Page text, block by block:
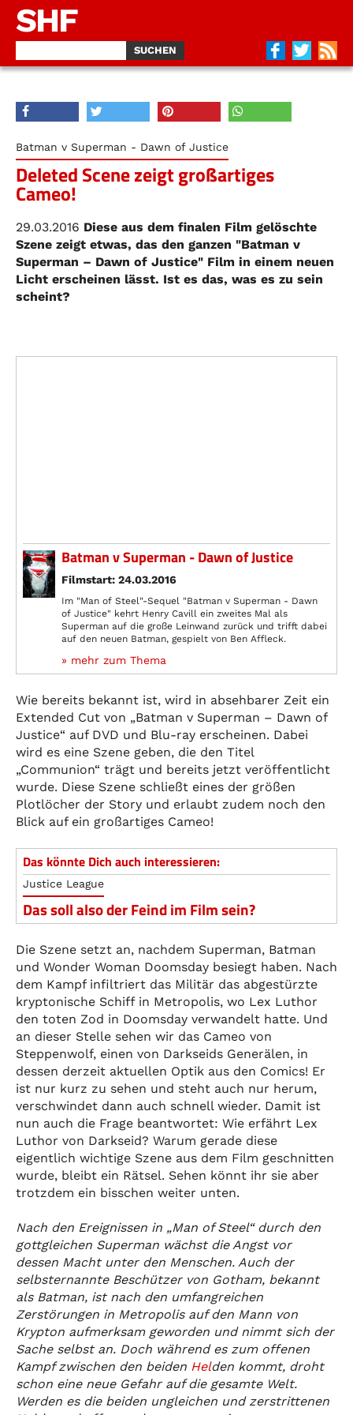
SHF
Batman v Superman - Dawn of Justice
Deleted Scene zeigt großartiges
Cameo!
29.03.2016 Diese aus dem finalen Film gelöschte
Szene zeigt etwas, das den ganzen "Batman v
Superman – Dawn of Justice" Film in einem neuen
Licht erscheinen lässt. Ist es das, was es zu sein
scheint?
Batman v Superman - Dawn of Justice
Filmstart: 24.03.2016
Im "Man of Steel"-Sequel "Batman v Superman - Dawn
of Justice" kehrt Henry Cavill ein zweites Mal als
Superman auf die große Leinwand zurück und trifft dabei
auf den neuen Batman, gespielt von Ben Affleck.
» mehr zum Thema
Wie bereits bekannt ist, wird in absehbarer Zeit ein
Extended Cut von „Batman v Superman – Dawn of
Justice“ auf DVD und Blu-ray erscheinen. Dabei
wird es eine Szene geben, die den Titel
„Communion“ trägt und bereits jetzt veröffentlicht
wurde. Diese Szene schließt eines der größen
Plotlöcher der Story und erlaubt zudem noch den
Blick auf ein großartiges Cameo!
Das könnte Dich auch interessieren:
Justice League
Das soll also der Feind im Film sein?
Die Szene setzt an, nachdem Superman, Batman
und Wonder Woman Doomsday besiegt haben. Nach
dem Kampf infiltriert das Militär das abgestürzte
kryptonische Schiff in Metropolis, wo Lex Luthor
den toten Zod in Doomsday verwandelt hatte. Und
an dieser Stelle sehen wir das Cameo von
Steppenwolf, einen von Darkseids Generälen, in
dessen derzeit aktuellen Optik aus den Comics! Er
ist nur kurz zu sehen und steht auch nur herum,
verschwindet dann auch schnell wieder. Damit ist
nun auch die Frage beantwortet: Wie erfährt Lex
Luthor von Darkseid? Warum gerade diese
eigentlich wichtige Szene aus dem Film geschnitten
wurde, bleibt ein Rätsel. Sehen könnt ihr sie aber
trotzdem ein bisschen weiter unten.
Nach den Ereignissen in „Man of Steel“ durch den
gottgleichen Superman wächst die Angst vor
dessen Macht unter den Menschen. Auch der
selbsternannte Beschützer von Gotham, bekannt
als Batman, ist nach den umfangreichen
Zerstörungen in Metropolis auf den Mann von
Krypton aufmerksam geworden und nimmt sich der
Sache selbst an. Doch während es zum offenen
Kampf zwischen den beiden Helden kommt, droht
schon eine neue Gefahr auf die gesamte Welt.
Werden es die beiden ungleichen und zerstrittenen